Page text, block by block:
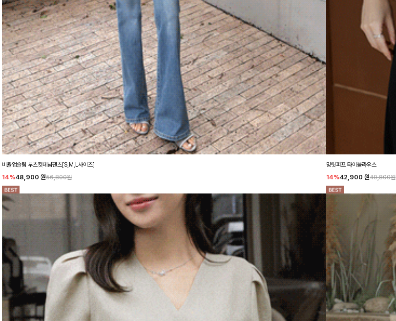
비율업슬림 부츠컷데님팬츠[S,M,L사이즈]
14%48,900 원56,800원
밍팃퍼프 타이블라우스
14%42,900 원49,800원